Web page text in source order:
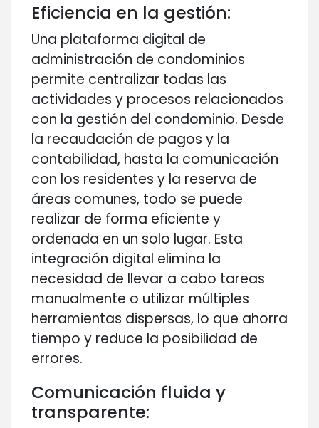
Eficiencia en la gestión:
Una plataforma digital de
administración de condominios
permite centralizar todas las
actividades y procesos relacionados
con la gestión del condominio. Desde
la recaudación de pagos y la
contabilidad, hasta la comunicación
con los residentes y la reserva de
áreas comunes, todo se puede
realizar de forma eficiente y
ordenada en un solo lugar. Esta
integración digital elimina la
necesidad de llevar a cabo tareas
manualmente o utilizar múltiples
herramientas dispersas, lo que ahorra
tiempo y reduce la posibilidad de
errores.
Comunicación fluida y
transparente: